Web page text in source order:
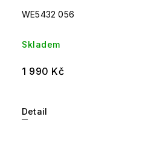
WE5432 056
Skladem
1 990 Kč
Detail